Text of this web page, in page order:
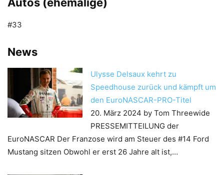
#33
News
Ulysse Delsaux kehrt zu
Speedhouse zurück und kämpft um
den EuroNASCAR-PRO-Titel
20. März 2024 by Tom Threewide
PRESSEMITTEILUNG der
EuroNASCAR Der Franzose wird am Steuer des #14 Ford
Mustang sitzen Obwohl er erst 26 Jahre alt ist,…